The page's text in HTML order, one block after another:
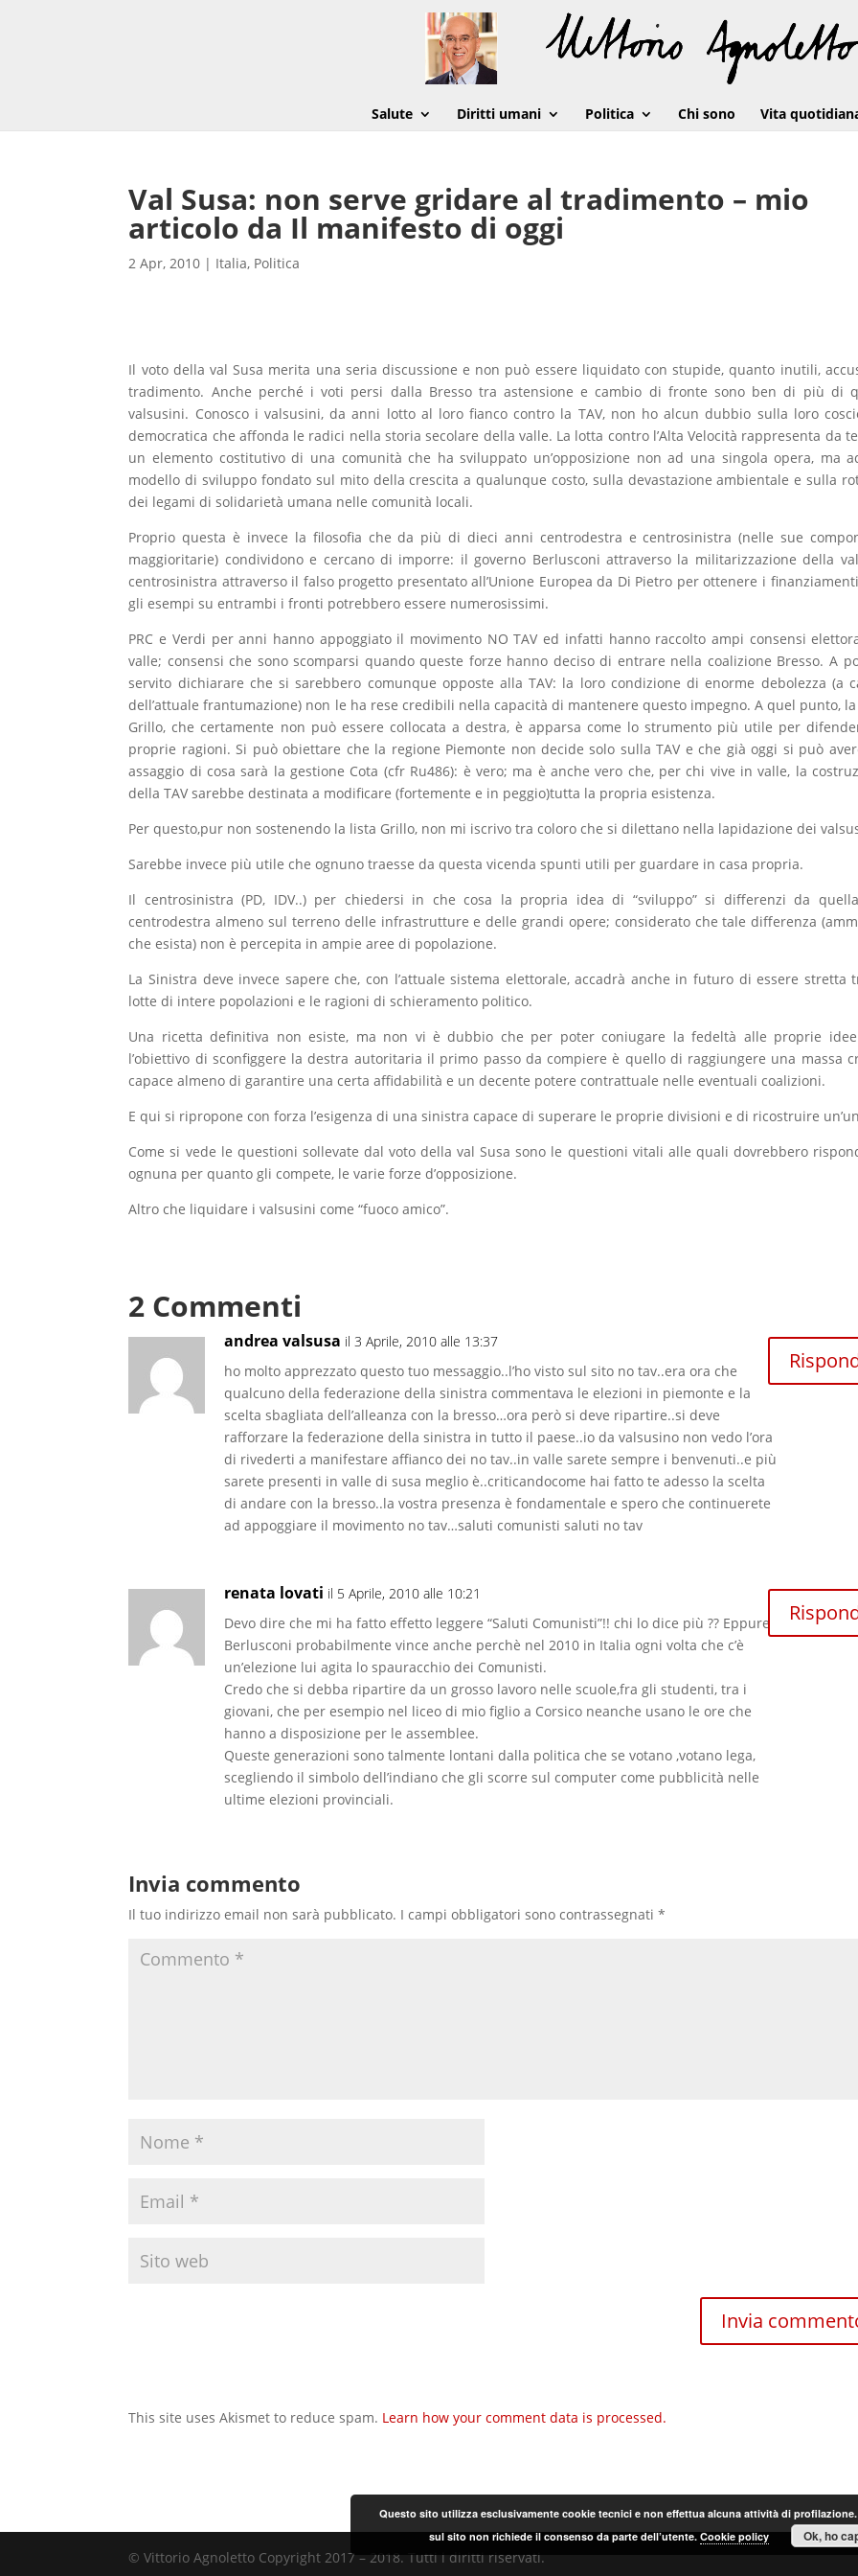
Salute Diritti umani Politica Chi sono Vita
Val Susa: non serve gridare al tradimento – mio
articolo da Il manifesto di oggi
2 Apr, 2010 | Italia, Politica
Il voto della val Susa merita una seria discussione e non può essere liquidato con stupide, quanto inutili,
tradimento. Anche perché i voti persi dalla Bresso tra astensione e cambio di fronte sono ben di più di
valsusini. Conosco i valsusini, da anni lotto al loro fianco contro la TAV, non ho alcun dubbio sulla loro
democratica che affonda le radici nella storia secolare della valle. La lotta contro l’Alta Velocità rappresenta da
un elemento costitutivo di una comunità che ha sviluppato un’opposizione non ad una singola opera, ma
modello di sviluppo fondato sul mito della crescita a qualunque costo, sulla devastazione ambientale e sulla
dei legami di solidarietà umana nelle comunità locali.
Proprio questa è invece la filosofia che da più di dieci anni centrodestra e centrosinistra (nelle sue
maggioritarie) condividono e cercano di imporre: il governo Berlusconi attraverso la militarizzazione della
centrosinistra attraverso il falso progetto presentato all’Unione Europea da Di Pietro per ottenere i
gli esempi su entrambi i fronti potrebbero essere numerosissimi.
PRC e Verdi per anni hanno appoggiato il movimento NO TAV ed infatti hanno raccolto ampi consensi
valle; consensi che sono scomparsi quando queste forze hanno deciso di entrare nella coalizione Bresso. A
servito dichiarare che si sarebbero comunque opposte alla TAV: la loro condizione di enorme debolezza (a
dell’attuale frantumazione) non le ha rese credibili nella capacità di mantenere questo impegno. A quel punto,
Grillo, che certamente non può essere collocata a destra, è apparsa come lo strumento più utile per
proprie ragioni. Si può obiettare che la regione Piemonte non decide solo sulla TAV e che già oggi si può
assaggio di cosa sarà la gestione Cota (cfr Ru486): è vero; ma è anche vero che, per chi vive in valle, la
della TAV sarebbe destinata a modificare (fortemente e in peggio)tutta la propria esistenza.
Per questo,pur non sostenendo la lista Grillo, non mi iscrivo tra coloro che si dilettano nella lapidazione dei
Sarebbe invece più utile che ognuno traesse da questa vicenda spunti utili per guardare in casa propria.
Il centrosinistra (PD, IDV..) per chiedersi in che cosa la propria idea di “sviluppo” si differenzi da
centrodestra almeno sul terreno delle infrastrutture e delle grandi opere; considerato che tale differenza
che esista) non è percepita in ampie aree di popolazione.
La Sinistra deve invece sapere che, con l’attuale sistema elettorale, accadrà anche in futuro di essere stretta
lotte di intere popolazioni e le ragioni di schieramento politico.
Una ricetta definitiva non esiste, ma non vi è dubbio che per poter coniugare la fedeltà alle proprie
l’obiettivo di sconfiggere la destra autoritaria il primo passo da compiere è quello di raggiungere una massa
capace almeno di garantire una certa affidabilità e un decente potere contrattuale nelle eventuali coalizioni.
E qui si ripropone con forza l’esigenza di una sinistra capace di superare le proprie divisioni e di ricostruire
Come si vede le questioni sollevate dal voto della val Susa sono le questioni vitali alle quali dovrebbero
ognuna per quanto gli compete, le varie forze d’opposizione.
Altro che liquidare i valsusini come “fuoco amico”.
2 Commenti
andrea valsusa il 3 Aprile, 2010 alle 13:37
ho molto apprezzato questo tuo messaggio..l’ho visto sul sito no tav..era ora che
qualcuno della federazione della sinistra commentava le elezioni in piemonte e la
scelta sbagliata dell’alleanza con la bresso…ora però si deve ripartire..si deve
rafforzare la federazione della sinistra in tutto il paese..io da valsusino non vedo l’ora
di rivederti a manifestare affianco dei no tav..in valle sarete sempre i benvenuti..e più
sarete presenti in valle di susa meglio è..criticandocome hai fatto te adesso la scelta
di andare con la bresso..la vostra presenza è fondamentale e spero che continuerete
ad appoggiare il movimento no tav…saluti comunisti saluti no tav
renata lovati il 5 Aprile, 2010 alle 10:21
Devo dire che mi ha fatto effetto leggere “Saluti Comunisti”!! chi lo dice più ?? Eppure
Berlusconi probabilmente vince anche perchè nel 2010 in Italia ogni volta che c’è
un’elezione lui agita lo spauracchio dei Comunisti.
Credo che si debba ripartire da un grosso lavoro nelle scuole,fra gli studenti, tra i
giovani, che per esempio nel liceo di mio figlio a Corsico neanche usano le ore che
hanno a disposizione per le assemblee.
Queste generazioni sono talmente lontani dalla politica che se votano ,votano lega,
scegliendo il simbolo dell’indiano che gli scorre sul computer come pubblicità nelle
ultime elezioni provinciali.
Invia commento
Il tuo indirizzo email non sarà pubblicato. I campi obbligatori sono contrassegnati*
This site uses Akismet to reduce spam. Learn how your comment data is processed.
© Vittorio Agnoletto Copyright 2017 – 2018. Tutti i diritti riservati.
Questo sito utilizza esclusivamente cookie tecnici e non effettua alcuna attività di
sul sito non richiede il consenso da parte dell’utente.Cookie policy Ok, ho